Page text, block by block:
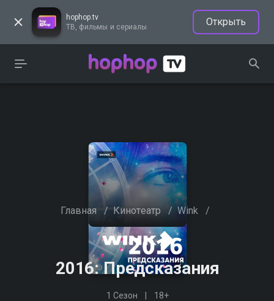
hophop.tv
ТВ, фильмы и сериалы
Открыть
Главная / Кинотеатр / Wink /
2016: Предсказания
1 Сезон
18+